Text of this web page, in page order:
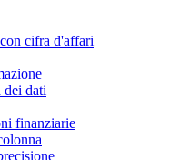
cifra d'affari
dei dati
finanziarie